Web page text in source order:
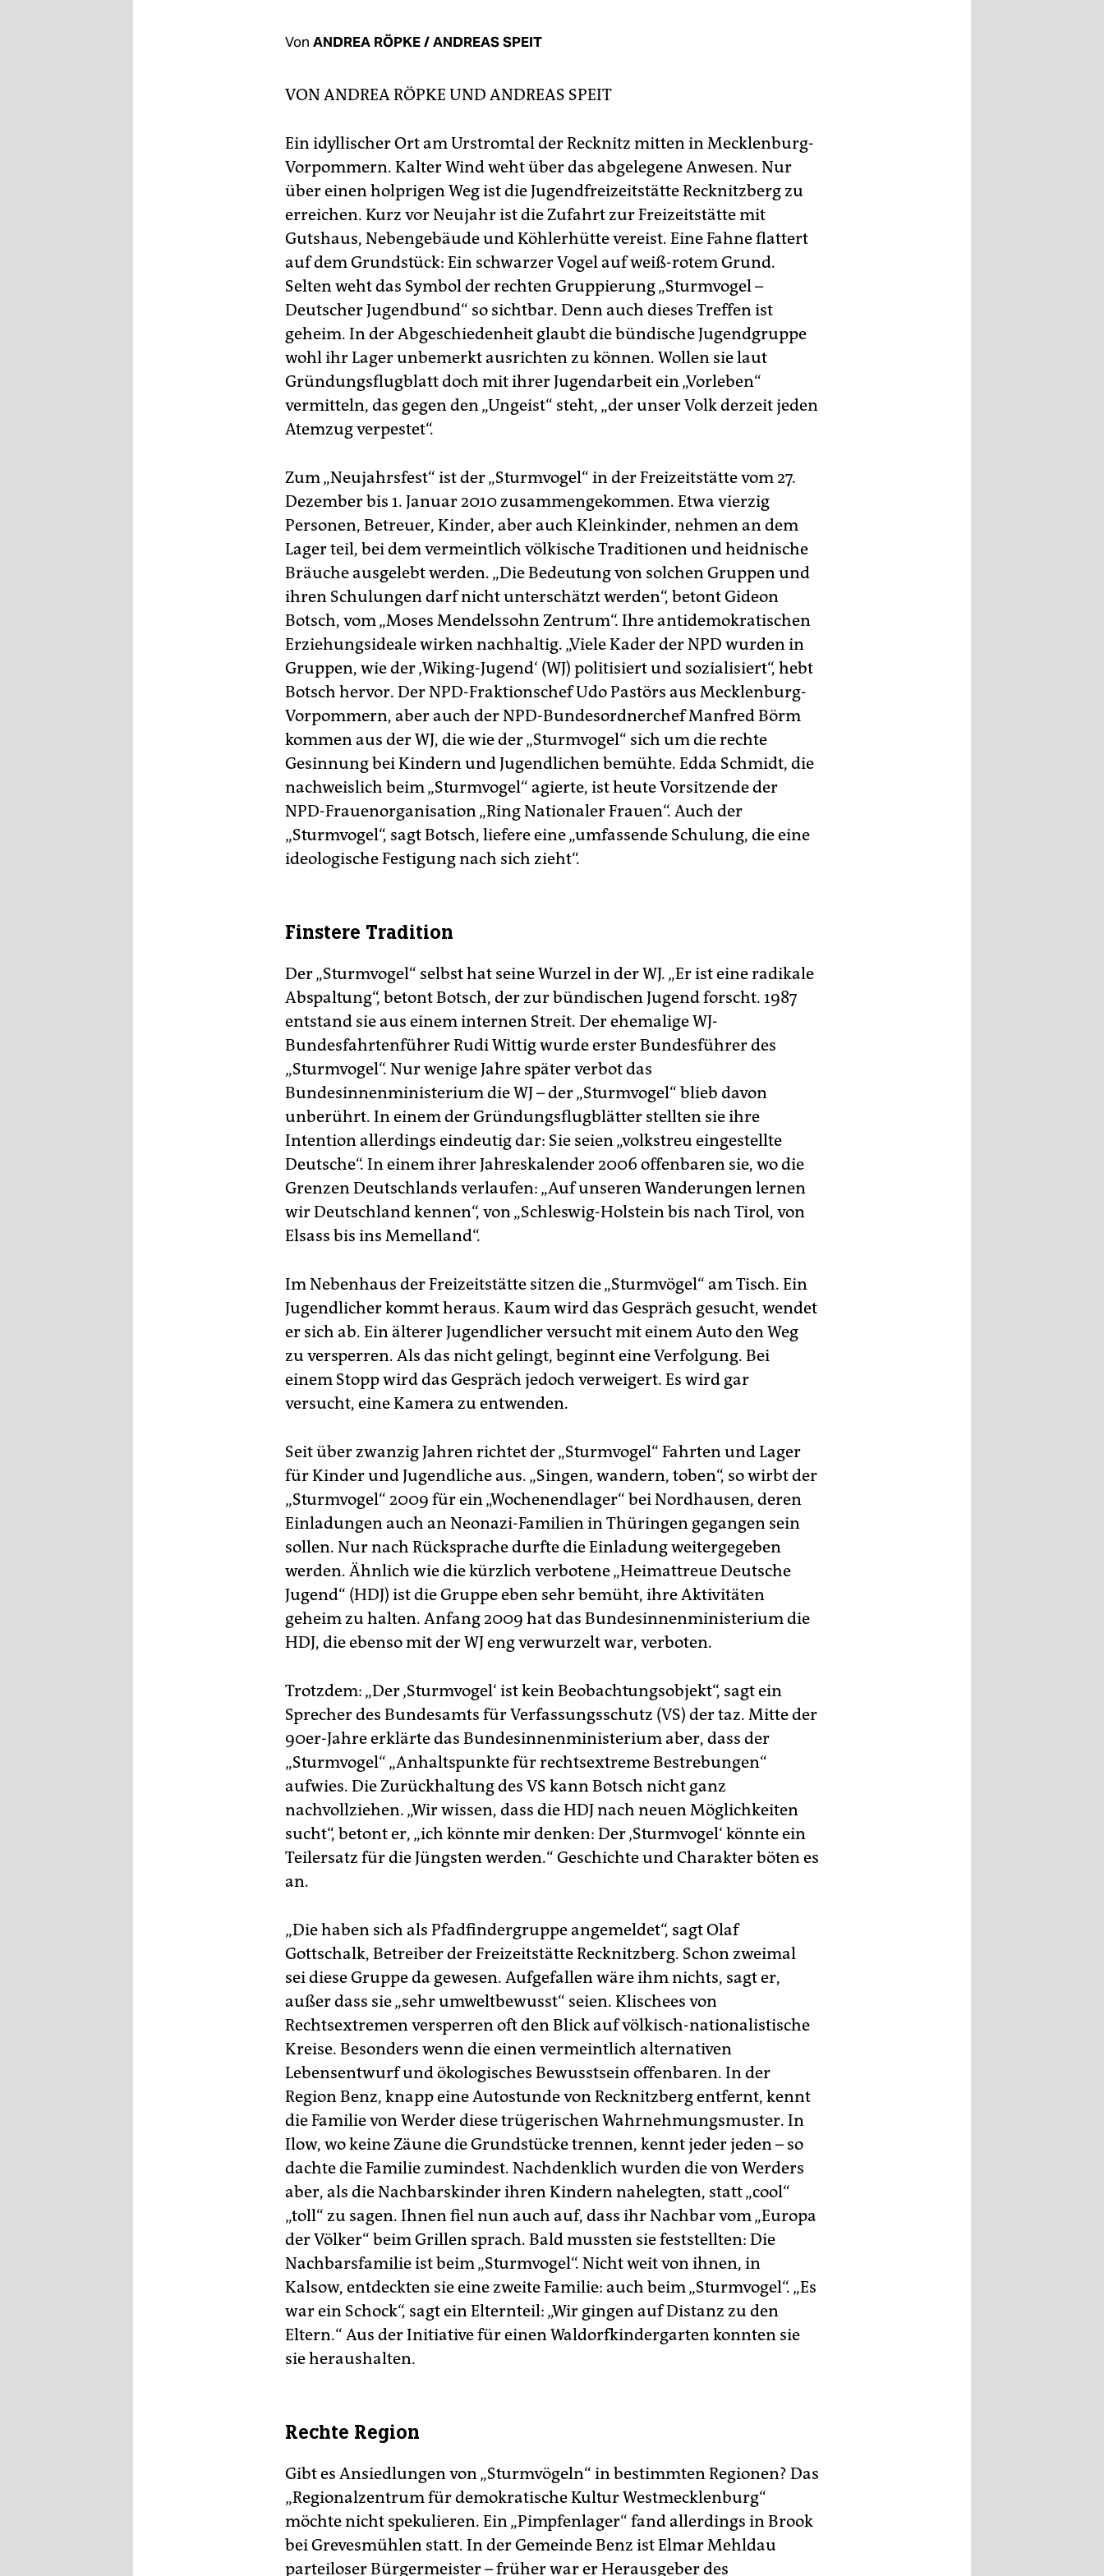
Von ANDREA RÖPKE / ANDREAS SPEIT
VON ANDREA RÖPKE UND ANDREAS SPEIT
Ein idyllischer Ort am Urstromtal der Recknitz mitten in Mecklenburg-
Vorpommern. Kalter Wind weht über das abgelegene Anwesen. Nur
über einen holprigen Weg ist die Jugendfreizeitstätte Recknitzberg zu
erreichen. Kurz vor Neujahr ist die Zufahrt zur Freizeitstätte mit
Gutshaus, Nebengebäude und Köhlerhütte vereist. Eine Fahne flattert
auf dem Grundstück: Ein schwarzer Vogel auf weiß-rotem Grund.
Selten weht das Symbol der rechten Gruppierung „Sturmvogel –
Deutscher Jugendbund“ so sichtbar. Denn auch dieses Treffen ist
geheim. In der Abgeschiedenheit glaubt die bündische Jugendgruppe
wohl ihr Lager unbemerkt ausrichten zu können. Wollen sie laut
Gründungsflugblatt doch mit ihrer Jugendarbeit ein „Vorleben“
vermitteln, das gegen den „Ungeist“ steht, „der unser Volk derzeit jeden
Atemzug verpestet“.
Zum „Neujahrsfest“ ist der „Sturmvogel“ in der Freizeitstätte vom 27.
Dezember bis 1. Januar 2010 zusammengekommen. Etwa vierzig
Personen, Betreuer, Kinder, aber auch Kleinkinder, nehmen an dem
Lager teil, bei dem vermeintlich völkische Traditionen und heidnische
Bräuche ausgelebt werden. „Die Bedeutung von solchen Gruppen und
ihren Schulungen darf nicht unterschätzt werden“, betont Gideon
Botsch, vom „Moses Mendelssohn Zentrum“. Ihre antidemokratischen
Erziehungsideale wirken nachhaltig. „Viele Kader der NPD wurden in
Gruppen, wie der ‚Wiking-Jugend‘ (WJ) politisiert und sozialisiert“, hebt
Botsch hervor. Der NPD-Fraktionschef Udo Pastörs aus Mecklenburg-
Vorpommern, aber auch der NPD-Bundesordnerchef Manfred Börm
kommen aus der WJ, die wie der „Sturmvogel“ sich um die rechte
Gesinnung bei Kindern und Jugendlichen bemühte. Edda Schmidt, die
nachweislich beim „Sturmvogel“ agierte, ist heute Vorsitzende der
NPD-Frauenorganisation „Ring Nationaler Frauen“. Auch der
„Sturmvogel“, sagt Botsch, liefere eine „umfassende Schulung, die eine
ideologische Festigung nach sich zieht“.
Finstere Tradition
Der „Sturmvogel“ selbst hat seine Wurzel in der WJ. „Er ist eine radikale
Abspaltung“, betont Botsch, der zur bündischen Jugend forscht. 1987
entstand sie aus einem internen Streit. Der ehemalige WJ-
Bundesfahrtenführer Rudi Wittig wurde erster Bundesführer des
„Sturmvogel“. Nur wenige Jahre später verbot das
Bundesinnenministerium die WJ – der „Sturmvogel“ blieb davon
unberührt. In einem der Gründungsflugblätter stellten sie ihre
Intention allerdings eindeutig dar: Sie seien „volkstreu eingestellte
Deutsche“. In einem ihrer Jahreskalender 2006 offenbaren sie, wo die
Grenzen Deutschlands verlaufen: „Auf unseren Wanderungen lernen
wir Deutschland kennen“, von „Schleswig-Holstein bis nach Tirol, von
Elsass bis ins Memelland“.
Im Nebenhaus der Freizeitstätte sitzen die „Sturmvögel“ am Tisch. Ein
Jugendlicher kommt heraus. Kaum wird das Gespräch gesucht, wendet
er sich ab. Ein älterer Jugendlicher versucht mit einem Auto den Weg
zu versperren. Als das nicht gelingt, beginnt eine Verfolgung. Bei
einem Stopp wird das Gespräch jedoch verweigert. Es wird gar
versucht, eine Kamera zu entwenden.
Seit über zwanzig Jahren richtet der „Sturmvogel“ Fahrten und Lager
für Kinder und Jugendliche aus. „Singen, wandern, toben“, so wirbt der
„Sturmvogel“ 2009 für ein „Wochenendlager“ bei Nordhausen, deren
Einladungen auch an Neonazi-Familien in Thüringen gegangen sein
sollen. Nur nach Rücksprache durfte die Einladung weitergegeben
werden. Ähnlich wie die kürzlich verbotene „Heimattreue Deutsche
Jugend“ (HDJ) ist die Gruppe eben sehr bemüht, ihre Aktivitäten
geheim zu halten. Anfang 2009 hat das Bundesinnenministerium die
HDJ, die ebenso mit der WJ eng verwurzelt war, verboten.
Trotzdem: „Der ‚Sturmvogel‘ ist kein Beobachtungsobjekt“, sagt ein
Sprecher des Bundesamts für Verfassungsschutz (VS) der taz. Mitte der
90er-Jahre erklärte das Bundesinnenministerium aber, dass der
„Sturmvogel“ „Anhaltspunkte für rechtsextreme Bestrebungen“
aufwies. Die Zurückhaltung des VS kann Botsch nicht ganz
nachvollziehen. „Wir wissen, dass die HDJ nach neuen Möglichkeiten
sucht“, betont er, „ich könnte mir denken: Der ‚Sturmvogel‘ könnte ein
Teilersatz für die Jüngsten werden.“ Geschichte und Charakter böten es
an.
„Die haben sich als Pfadfindergruppe angemeldet“, sagt Olaf
Gottschalk, Betreiber der Freizeitstätte Recknitzberg. Schon zweimal
sei diese Gruppe da gewesen. Aufgefallen wäre ihm nichts, sagt er,
außer dass sie „sehr umweltbewusst“ seien. Klischees von
Rechtsextremen versperren oft den Blick auf völkisch-nationalistische
Kreise. Besonders wenn die einen vermeintlich alternativen
Lebensentwurf und ökologisches Bewusstsein offenbaren. In der
Region Benz, knapp eine Autostunde von Recknitzberg entfernt, kennt
die Familie von Werder diese trügerischen Wahrnehmungsmuster. In
Ilow, wo keine Zäune die Grundstücke trennen, kennt jeder jeden – so
dachte die Familie zumindest. Nachdenklich wurden die von Werders
aber, als die Nachbarskinder ihren Kindern nahelegten, statt „cool“
„toll“ zu sagen. Ihnen fiel nun auch auf, dass ihr Nachbar vom „Europa
der Völker“ beim Grillen sprach. Bald mussten sie feststellten: Die
Nachbarsfamilie ist beim „Sturmvogel“. Nicht weit von ihnen, in
Kalsow, entdeckten sie eine zweite Familie: auch beim „Sturmvogel“. „Es
war ein Schock“, sagt ein Elternteil: „Wir gingen auf Distanz zu den
Eltern.“ Aus der Initiative für einen Waldorfkindergarten konnten sie
sie heraushalten.
Rechte Region
Gibt es Ansiedlungen von „Sturmvögeln“ in bestimmten Regionen? Das
„Regionalzentrum für demokratische Kultur Westmecklenburg“
möchte nicht spekulieren. Ein „Pimpfenlager“ fand allerdings in Brook
bei Grevesmühlen statt. In der Gemeinde Benz ist Elmar Mehldau
parteiloser Bürgermeister – früher war er Herausgeber des